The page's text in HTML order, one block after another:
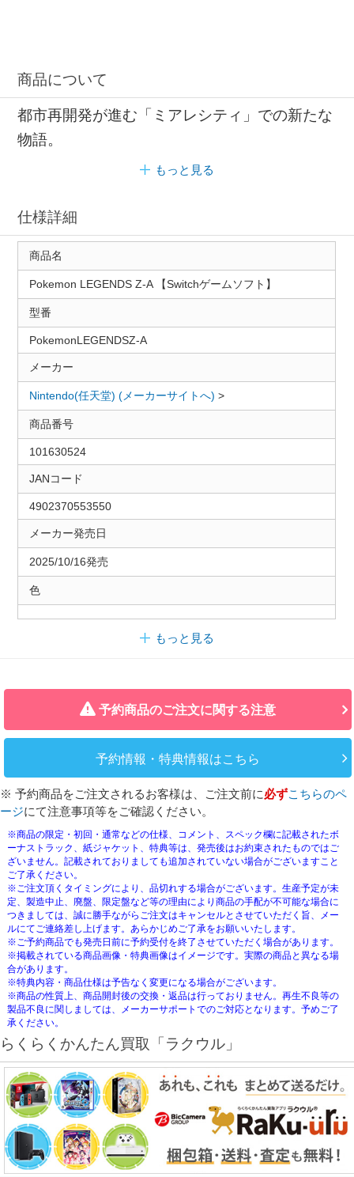
商品について
都市再開発が進む「ミアレシティ」での新たな
物語。
もっと見る
仕様詳細
商品名
Pokemon LEGENDS Z-A 【Switchゲームソフト】
型番
PokemonLEGENDSZ-A
メーカー
Nintendo(任天堂) (メーカーサイトへ) >
商品番号
101630524
JANコード
4902370553550
メーカー発売日
2025/10/16発売
色
もっと見る
予約商品のご注文に関する注意
予約情報・特典情報はこちら
※ 予約商品をご注文されるお客様は、ご注文前に必ずこちらのペ
ージにて注意事項等をご確認ください。
※商品の限定・初回・通常などの仕様、コメント、スペック欄に記載されたボ
ーナストラック、紙ジャケット、特典等は、発売後はお約束されたものではご
ざいません。記載されておりましても追加されていない場合がございますこと
ご了承ください。
※ご注文頂くタイミングにより、品切れする場合がございます。生産予定が未
定、製造中止、廃盤、限定盤など等の理由により商品の手配が不可能な場合に
つきましては、誠に勝手ながらご注文はキャンセルとさせていただく旨、メー
ルにてご連絡差し上げます。あらかじめご了承をお願いいたします。
※ご予約商品でも発売日前に予約受付を終了させていただく場合があります。
※掲載されている商品画像・特典画像はイメージです。実際の商品と異なる場
合があります。
※特典内容・商品仕様は予告なく変更になる場合がございます。
※商品の性質上、商品開封後の交換・返品は行っておりません。再生不良等の
製品不良に関しましては、メーカーサポートでのご対応となります。予めご了
承ください。
らくらくかんたん買取「ラクウル」